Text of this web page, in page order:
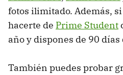
fotos ilimitado. Además,
hacerte de Prime Student
año y dispones de 90 días
También puedes probar